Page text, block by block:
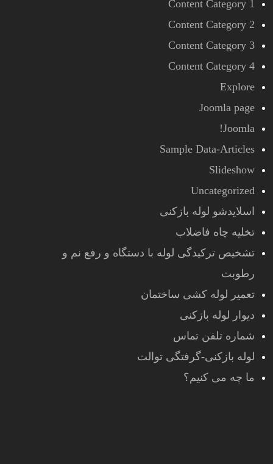
Content Category 1
Content Category 2
Content Category 3
Content Category 4
Explore
Joomla page
Joomla!
Sample Data-Articles
Slideshow
Uncategorized
اسلایدشو لوله بازکنی
تخلیه چاه فاضلاب
تشخیص ترکیدگی لوله با دستگاه و رفع نم و
رطوبت
تعمیر لوله کشی ساختمان
دیوار لوله بازکنی
شماره تلفن تماس
لوله بازکنی-گرفتگی توالت
ما چه می کنیم؟